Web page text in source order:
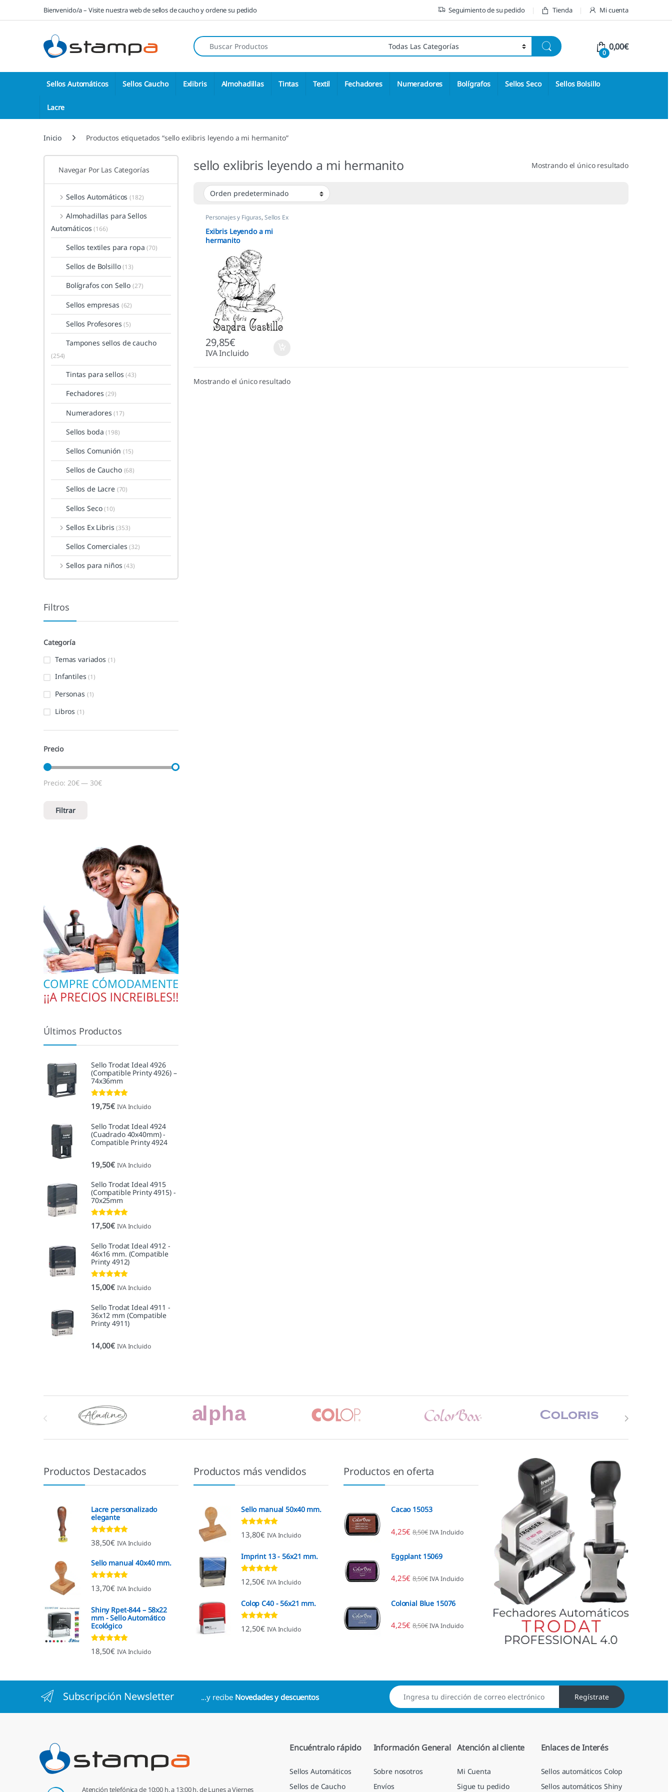
Saltar a la navegación
Saltar al contenidoBienvenido/a – Visite nuestra web de sellos de caucho y ordene su pedido Seguimiento de su pedido Tienda Mi cuenta
Búsqueda de:
0
0,00€
Sellos Automáticos Sellos Caucho Exlibris Almohadillas Tintas Textil Fechadores Numeradores Bolígrafos Sellos Seco Sellos Bolsillo
Lacre
Inicio Productos etiquetados “sello exlibris leyendo a mi hermanito”
sello exlibris leyendo a mi hermanito Mostrando el único resultado
Personajes y Figuras, Sellos Ex
Exibris Leyendo a mi
hermanito
29,85€
IVA Incluido
Mostrando el único resultado
Navegar Por Las Categorías
Sellos Automáticos(182)
Almohadillas para Sellos
Automáticos(166)
Sellos textiles para ropa(70)
Sellos de Bolsillo(13)
Bolígrafos con Sello(27)
Sellos empresas (62)
Sellos Profesores(5)
Tampones sellos de caucho
(254)
Tintas para sellos(43)
Fechadores(29)
Numeradores(17)
Sellos boda(198)
Sellos Comunión (15)
Sellos de Caucho (68)
Sellos de Lacre (70)
Sellos Seco(10)
Sellos Ex Libris(353)
Sellos Comerciales(32)
Sellos para niños(43)
Filtros
Categoría
Temas variados (1)
Infantiles (1)
Personas (1)
Libros (1)
Precio
Precio mínimo
Precio máximo
Filtrar
Precio: 20€— 30€
Últimos Productos
Sello Trodat Ideal 4926
(Compatible Printy 4926) –
74x36mm
Valorado con
5.00de 5
19,75€ IVA Incluido
Sello Trodat Ideal 4924
(Cuadrado 40x40mm) -
Compatible Printy 4924
19,50€ IVA Incluido
Sello Trodat Ideal 4915
(Compatible Printy 4915) -
70x25mm
Valorado con
5.00de 5
17,50€ IVA Incluido
Sello Trodat Ideal 4912 -
46x16 mm. (Compatible
Printy 4912)
Valorado con
5.00de 5
15,00€ IVA Incluido
Sello Trodat Ideal 4911 -
36x12 mm (Compatible
Printy 4911)
14,00€ IVA Incluido
Marcas De Carrusel
Productos Destacados
Lacre personalizado
elegante
Valorado con
4.92de 5
38,50€ IVA Incluido
Sello manual 40x40 mm.
Valorado con
4.96de 5
13,70€ IVA Incluido
Shiny Rpet-844 – 58x22
mm - Sello Automático
Ecológico
Valorado con
4.96de 5
18,50€ IVA Incluido
Productos más vendidos
Sello manual 50x40 mm.
Valorado con
4.80de 5
13,80€ IVA Incluido
Imprint 13 - 56x21 mm.
Valorado con
4.96de 5
12,50€ IVA Incluido
Colop C40 - 56x21 mm.
Valorado con
4.89de 5
12,50€ IVA Incluido
Productos en oferta
Cacao 15053
4,25€ 8,50€ IVA Incluido
Eggplant 15069
4,25€ 8,50€ IVA Incluido
Colonial Blue 15076
4,25€ 8,50€ IVA Incluido
Subscripción Newsletter ...y recibe Novedades y descuentos Regístrate
Atención telefónica de 10:00 h. a 13:00 h. de Lunes a Viernes
Encuéntralo rápido
Sellos Automáticos
Sellos de Caucho
Información General
Sobre nosotros
Envíos
Atención al cliente
Mi Cuenta
Sigue tu pedido
Enlaces de Interés
Sellos automáticos Colop
Sellos automáticos Shiny